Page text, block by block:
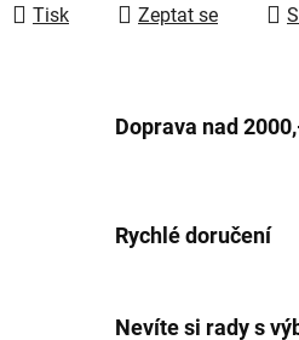
Tisk Zeptat se
Doprava nad
Rychlé doručení
Nevíte si rady s